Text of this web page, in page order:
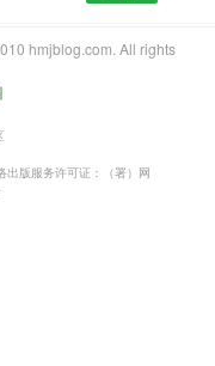
hmjblog.com. All rights
出版服务许可证：（署）网